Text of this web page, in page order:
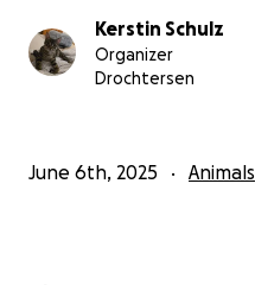
Kerstin Schulz
Organizer
Drochtersen
June 6th, 2025 Animals